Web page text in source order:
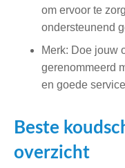
om ervoor te
ondersteunend
Merk: Doe jouw
gerenommeerd
en goede
Beste
overzicht